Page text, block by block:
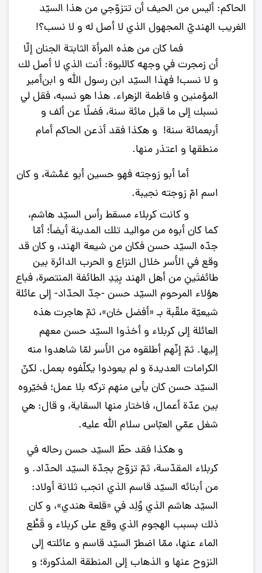
الحاكم: أليس من الحيف أن تتزوّجي من هذا السيّد
الغريب الهنديّ المجهول الذي لا أصل له و لا نسب؟!
فما كان من هذه المرأة الثابتة الجنان إلّا
أن زمجرت في وجهه كاللبوة: أنت الذي لا أصل لك
و لا نسب! فهذا السيّد ابن رسول الله و ابن‌أمير
المؤمنين و فاطمة الزهراء. هذا هو نسبه، فقل لي
نسبك إلى ما قبل مائة سنة، فضلًا عن ألف و
أربعمائة سنة! و هكذا فقد أذعن الحاكم أمام
منطقها و اعتذر منها.
أما أبو زوجته فهو حسين أبو عَمْشة، و كان
اسم امّ زوجته نجيبة.
و كانت كربلاء مسقط رأس السيّد هاشم،
كما كان أبوه من مواليد تلك المدينة أيضاً؛ أمّا
جدّه السيّد حسن فكان من شيعة الهند، و كان قد
وقع في الأسر خلال النزاع و الحرب الدائرة بين
طائفتَينِ من أهل الهند بِيَدِ الطائفة المنتصرة، فباع
هؤلاء المرحوم السيّد حسن -جدّ الحدّاد- إلى عائلة
شيعيّة ملقّبة بـ «أفضل خان»، ثمّ هاجرت هذه
العائلة إلى كربلاء و أخذوا السيّد حسن معهم
إليها. ثمّ إنّهم أطلقوه من الأسر لمّا شاهدوا منه
الكرامات العديدة و لم يعودوا يكلّفوه بعمل. لكنّ
السيّد حسن كان يأبى منهم تركه بلا عمل؛ فخيّروه
بين عدّة أعمال، فاختار منها السقاية، و قال: هي
شغل عمّي العبّاس سلام الله عليه.
و هكذا فقد حطّ السيّد حسن رحاله في
كربلاء المقدّسة، ثمّ تزوّج بجدّة السيّد الحدّاد. و
من أبنائه السيّد قاسم الذي انجب ثلاثة أولاد:
السيّد هاشم الذي وُلِد في «قلعة هندي»، و كان
ذلك بسبب الهجوم الذي وقع على كربلاء و قَطْع
الماء عنها، ممّا اضطرّ السيّد قاسم و عائلته إلى
النزوح عنها و الذهاب إلى المنطقة المذكورة؛ و